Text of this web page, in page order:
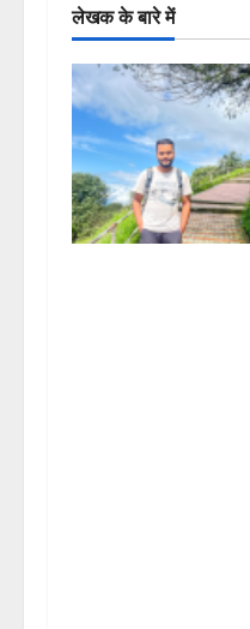
लेखक के बारे में